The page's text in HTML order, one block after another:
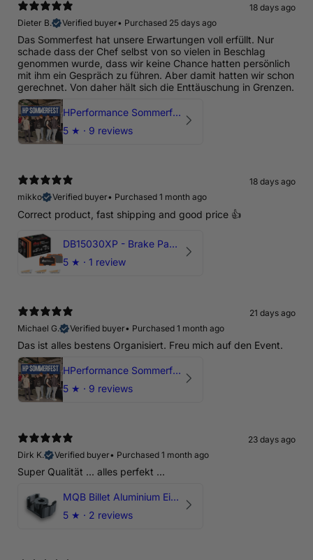
18 days ago
Dieter B.
Verified buyer• Purchased 25 days ago
Das Sommerfest hat unsere Erwartungen voll erfüllt. Nur
schade dass der Chef selbst von so vielen in Beschlag
genommen wurde, dass wir keine Chance hatten persönlich
mit ihm ein Gespräch zu führen. Aber damit hatten wir schon
gerechnet. Von daher hält sich die Enttäuschung in Grenzen.
HPerformance Sommerfest 2026
5 ★ · 9 reviews
18 days ago
mikko
Verified buyer• Purchased 1 month ago
Correct product, fast shipping and good price 👍
DB15030XP - Brake Pads Xtreme Performance | Front Axle
5 ★ · 1 review
21 days ago
Michael G.
Verified buyer• Purchased 1 month ago
Das ist alles bestens Organisiert. Freu mich auf den Event.
HPerformance Sommerfest 2026
5 ★ · 9 reviews
23 days ago
Dirk K.
Verified buyer• Purchased 1 month ago
Super Qualität ... alles perfekt ...
MQB Billet Aluminium Einsatz Drehmomentstütze - DOGBONE für Audi RS3, TTRS, RSQ3
5 ★ · 2 reviews